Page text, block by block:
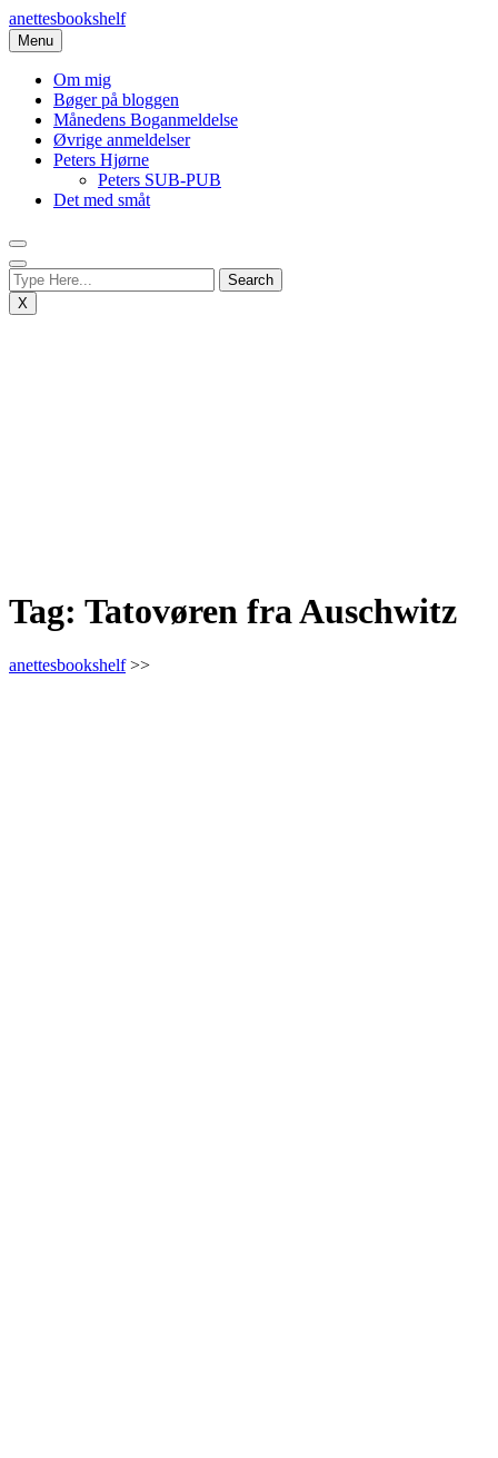
Skip
to
content
anettesbookshelf
Menu
Om mig
Bøger på bloggen
Månedens Boganmeldelse
Øvrige anmeldelser
Peters Hjørne
Peters SUB-PUB
Det med småt
X
Tag: Tatovøren fra Auschwitz
anettesbookshelf>>